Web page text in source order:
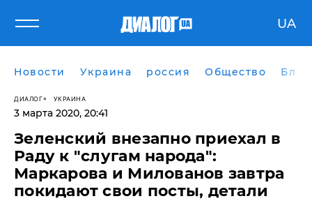
UA
Новости Украина россия Общество
ДИАЛОГ УКРАИНА
3 марта 2020, 20:41
Зеленский внезапно приехал в
Раду к "слугам народа":
Маркарова и Милованов завтра
покидают свои посты, детали